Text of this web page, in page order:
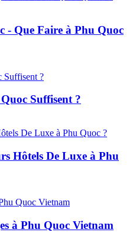
- Que Faire à Phu Quoc
Suffisent ?
Hôtels De Luxe à Phu
à Phu Quoc Vietnam